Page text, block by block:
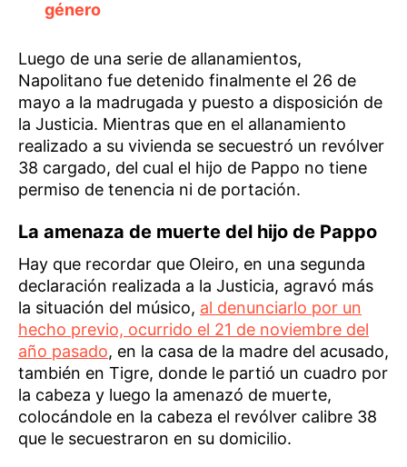
género
Luego de una serie de allanamientos,
Napolitano fue detenido finalmente el 26 de
mayo a la madrugada y puesto a disposición de
la Justicia. Mientras que en el allanamiento
realizado a su vivienda se secuestró un revólver
38 cargado, del cual el hijo de Pappo no tiene
permiso de tenencia ni de portación.
La amenaza de muerte del hijo de Pappo
Hay que recordar que Oleiro, en una segunda
declaración realizada a la Justicia, agravó más
la situación del músico, al denunciarlo por un
hecho previo, ocurrido el 21 de noviembre del
año pasado, en la casa de la madre del acusado,
también en Tigre, donde le partió un cuadro por
la cabeza y luego la amenazó de muerte,
colocándole en la cabeza el revólver calibre 38
que le secuestraron en su domicilio.